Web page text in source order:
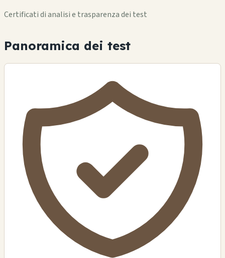
Certificati di analisi e trasparenza dei test
Panoramica dei test